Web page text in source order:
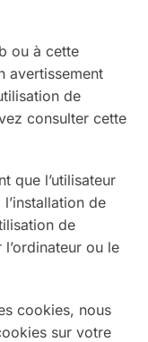
ou à cette
avertissement
de
consulter cette
que l’utilisateur
de
de
ou le
cookies, nous
sur votre